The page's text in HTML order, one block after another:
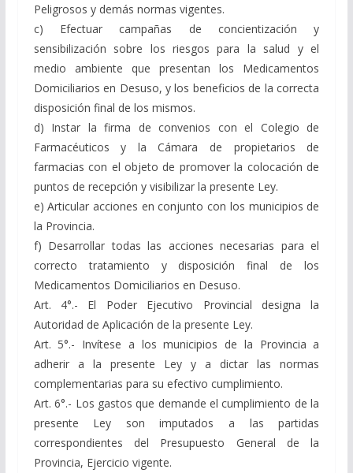
Peligrosos y demás normas vigentes.
c) Efectuar campañas de concientización y
sensibilización sobre los riesgos para la salud y el
medio ambiente que presentan los Medicamentos
Domiciliarios en Desuso, y los beneficios de la correcta
disposición final de los mismos.
d) Instar la firma de convenios con el Colegio de
Farmacéuticos y la Cámara de propietarios de
farmacias con el objeto de promover la colocación de
puntos de recepción y visibilizar la presente Ley.
e) Articular acciones en conjunto con los municipios de
la Provincia.
f) Desarrollar todas las acciones necesarias para el
correcto tratamiento y disposición final de los
Medicamentos Domiciliarios en Desuso.
Art. 4°.- El Poder Ejecutivo Provincial designa la
Autoridad de Aplicación de la presente Ley.
Art. 5°.- Invítese a los municipios de la Provincia a
adherir a la presente Ley y a dictar las normas
complementarias para su efectivo cumplimiento.
Art. 6°.- Los gastos que demande el cumplimiento de la
presente Ley son imputados a las partidas
correspondientes del Presupuesto General de la
Provincia, Ejercicio vigente.